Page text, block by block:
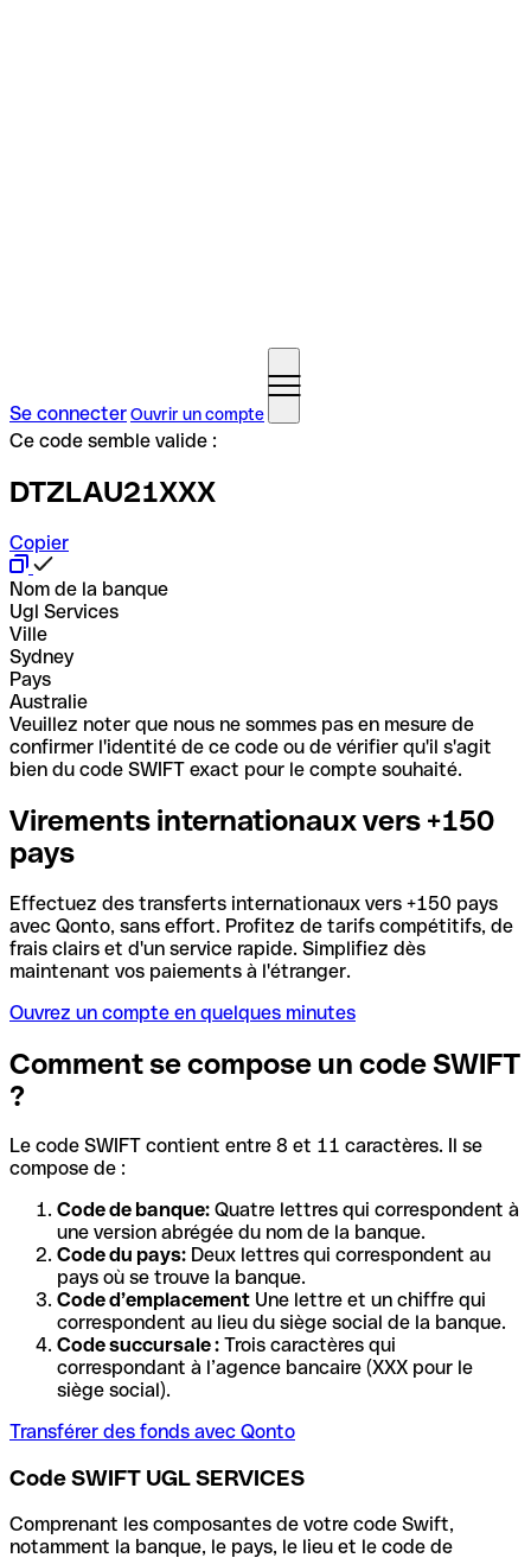
Se connecterOuvrir un compte
Ce code semble valide :
DTZLAU21XXX
Copier
Nom de la banque
Ugl Services
Ville
Sydney
Pays
Australie
Veuillez noter que nous ne sommes pas en mesure de
confirmer l'identité de ce code ou de vérifier qu'il s'agit
bien du code SWIFT exact pour le compte souhaité.
Virements internationaux vers +150
pays
Effectuez des transferts internationaux vers +150 pays
avec Qonto, sans effort. Profitez de tarifs compétitifs, de
frais clairs et d'un service rapide. Simplifiez dès
maintenant vos paiements à l'étranger.
Ouvrez un compte en quelques minutes
Comment se compose un code SWIFT
?
Le code SWIFT contient entre 8 et 11 caractères. Il se
compose de :
Code de banque: Quatre lettres qui correspondent à
une version abrégée du nom de la banque.
Code du pays: Deux lettres qui correspondent au
pays où se trouve la banque.
Code d’emplacement Une lettre et un chiffre qui
correspondent au lieu du siège social de la banque.
Code succursale : Trois caractères qui
correspondant à l’agence bancaire (XXX pour le
siège social).
Transférer des fonds avec Qonto
Code SWIFT UGL SERVICES
Comprenant les composantes de votre code Swift,
notamment la banque, le pays, le lieu et le code de